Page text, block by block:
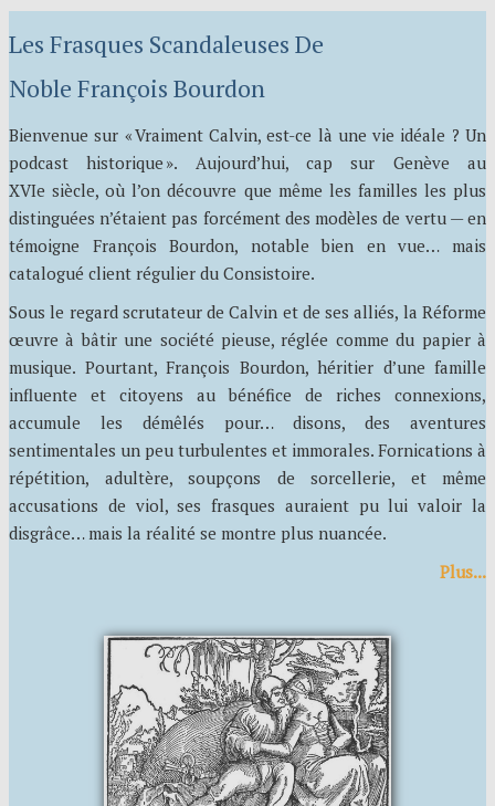
Les Frasques Scandaleuses De
Noble François Bourdon
Bienvenue sur « Vraiment Calvin, est-ce là une vie idéale ? Un
podcast historique ». Aujourd’hui, cap sur Genève au
XVIe siècle, où l’on découvre que même les familles les plus
distinguées n’étaient pas forcément des modèles de vertu — en
témoigne François Bourdon, notable bien en vue… mais
catalogué client régulier du Consistoire.
Sous le regard scrutateur de Calvin et de ses alliés, la Réforme
œuvre à bâtir une société pieuse, réglée comme du papier à
musique. Pourtant, François Bourdon, héritier d’une famille
influente et citoyens au bénéfice de riches connexions,
accumule les démêlés pour… disons, des aventures
sentimentales un peu turbulentes et immorales. Fornications à
répétition, adultère, soupçons de sorcellerie, et même
accusations de viol, ses frasques auraient pu lui valoir la
disgrâce… mais la réalité se montre plus nuancée.
Plus...